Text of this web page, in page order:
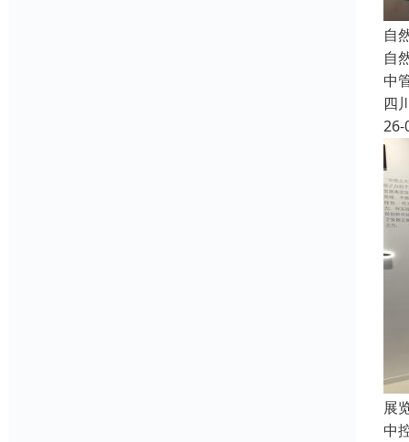
自
自
中
四
26-
展
中